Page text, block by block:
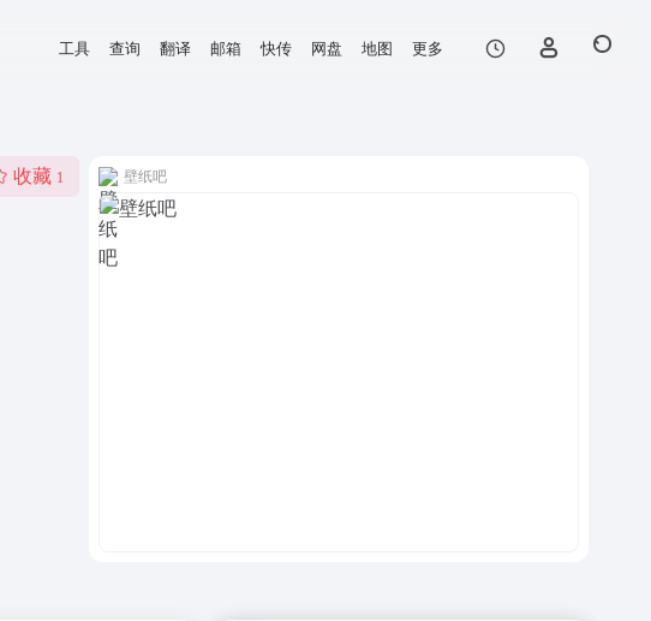
工具 查询 翻译 邮箱 快传 网盘 地图 更多
收藏 1 壁纸吧